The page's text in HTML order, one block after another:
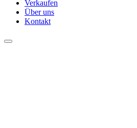
Verkaufen
Über uns
Kontakt